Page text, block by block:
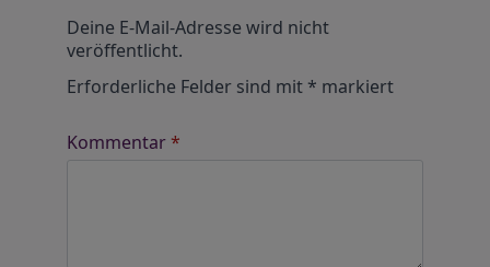
Deine E-Mail-Adresse wird nicht
veröffentlicht.
Erforderliche Felder sind mit* markiert
Kommentar*